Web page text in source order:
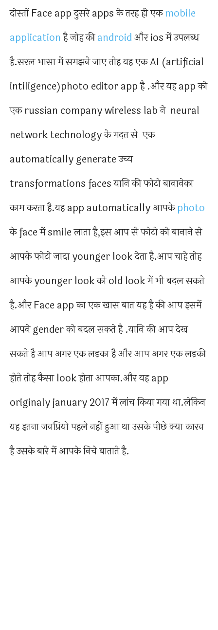
दोस्तों Face app दुसरे apps के तरह ही एकmobile
applicationहै जोह कीandroidऔर ios में उपलब्ध
है.सरल भासा में समझने जाए तोह यह एक AI (artificial
intiligence)photo editor app है .और यह app को
एक russian company wireless lab ने neural
network technology के मदत से एक
automatically generate उच्य
transformations faces यानि की फोटो बानानेका
काम करता है.यह app automatically आपकेphoto
के face में smile लाता है,इस आप से फोटो को बानाने से
आपके फोटो जादा younger look देता है.आप चाहे तोह
आपके younger look को old look में भी बदल सकते
है.और Face app का एक खास बात यह है की आप इसमें
आपने gender को बदल सकते है .यानि की आप देख
सकते है आप अगर एक लड़का है और आप अगर एक लड़की
होते तोह कैसा look होता आपका.और यह app
originaly january 2017 में लांच किया गया था.लेकिन
यह इतना जनप्रियो पहले नहीं हुआ था उसके पीछे क्या कारन
है उसके बारे में आपके निचे बाताते है.